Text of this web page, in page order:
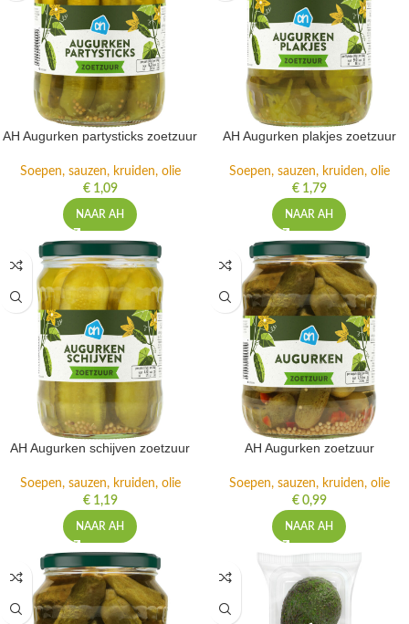
AH Augurken partysticks zoetzuur
Soepen, sauzen, kruiden, olie
€1,09
NAAR AH
AH Augurken plakjes zoetzuur
Soepen, sauzen, kruiden, olie
€1,79
NAAR AH
AH Augurken schijven zoetzuur
Soepen, sauzen, kruiden, olie
€1,19
NAAR AH
AH Augurken zoetzuur
Soepen, sauzen, kruiden, olie
€0,99
NAAR AH